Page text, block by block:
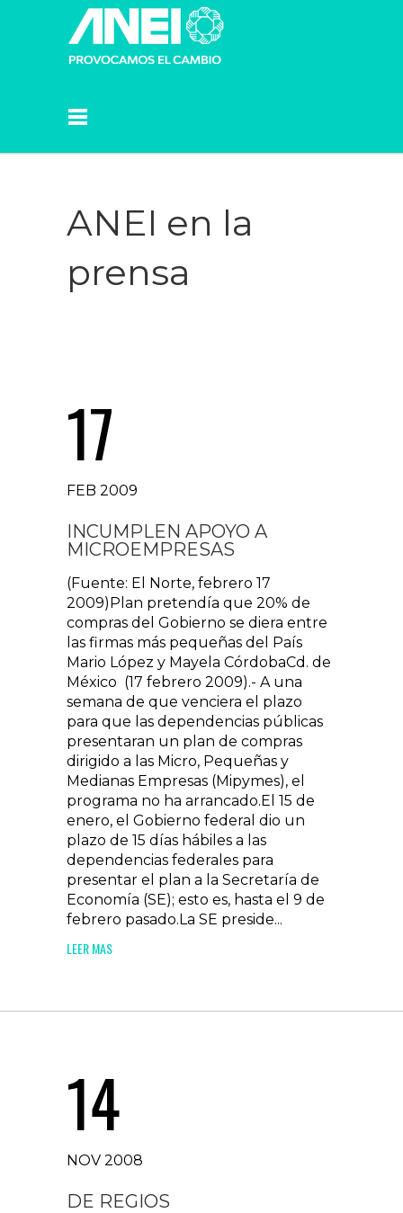
ANEI en la
prensa
17
FEB 2009
INCUMPLEN APOYO A
MICROEMPRESAS
(Fuente: El Norte, febrero 17
2009)Plan pretendía que 20% de
compras del Gobierno se diera entre
las firmas más pequeñas del País
Mario López y Mayela CórdobaCd. de
México (17 febrero 2009).- A una
semana de que venciera el plazo
para que las dependencias públicas
presentaran un plan de compras
dirigido a las Micro, Pequeñas y
Medianas Empresas (Mipymes), el
programa no ha arrancado.El 15 de
enero, el Gobierno federal dio un
plazo de 15 días hábiles a las
dependencias federales para
presentar el plan a la Secretaría de
Economía (SE); esto es, hasta el 9 de
febrero pasado.La SE preside...
LEER MAS
14
NOV 2008
DE REGIOS